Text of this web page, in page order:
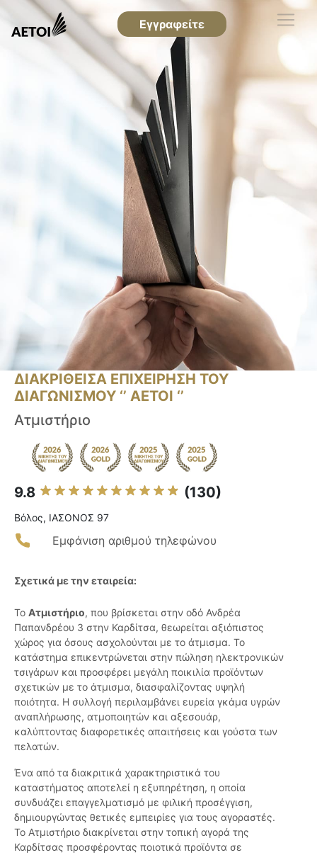
Εγγραφείτε
ΔΙΑΚΡΙΘΕΙΣΑ ΕΠΙΧΕΙΡΗΣΗ ΤΟΥ
ΔΙΑΓΩΝΙΣΜΟΥ ‘’ ΑΕΤΟΙ ‘’
Ατμιστήριο
9.8 (130)
Βόλος, ΙΑΣΟΝΟΣ 97
Εμφάνιση αριθμού τηλεφώνου
Σχετικά με την εταιρεία:
Το Ατμιστήριο, που βρίσκεται στην οδό Ανδρέα
Παπανδρέου 3 στην Καρδίτσα, θεωρείται αξιόπιστος
χώρος για όσους ασχολούνται με το άτμισμα. Το
κατάστημα επικεντρώνεται στην πώληση ηλεκτρονικών
τσιγάρων και προσφέρει μεγάλη ποικιλία προϊόντων
σχετικών με το άτμισμα, διασφαλίζοντας υψηλή
ποιότητα. Η συλλογή περιλαμβάνει ευρεία γκάμα υγρών
αναπλήρωσης, ατμοποιητών και αξεσουάρ,
καλύπτοντας διαφορετικές απαιτήσεις και γούστα των
πελατών.
Ένα από τα διακριτικά χαρακτηριστικά του
καταστήματος αποτελεί η εξυπηρέτηση, η οποία
συνδυάζει επαγγελματισμό με φιλική προσέγγιση,
δημιουργώντας θετικές εμπειρίες για τους αγοραστές.
Το Ατμιστήριο διακρίνεται στην τοπική αγορά της
Καρδίτσας προσφέροντας ποιοτικά προϊόντα σε